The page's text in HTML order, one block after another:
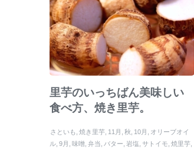
里芋のいっちばん美味しい
食べ方、焼き里芋。
さといも 焼き里芋 11月 秋 10月
オリーブオイ
ル 9月 味噌 弁当 バター 岩塩 サトイモ 焼里芋